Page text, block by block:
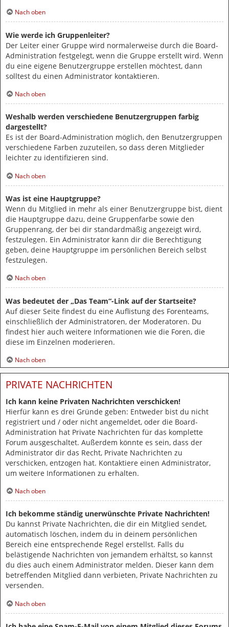
Nach oben
Wie werde ich Gruppenleiter?
Der Leiter einer Gruppe wird normalerweise durch die Board-
Administration festgelegt, wenn die Gruppe erstellt wird. Wenn
du eine eigene Benutzergruppe erstellen möchtest, dann
solltest du einen Administrator kontaktieren.
Nach oben
Weshalb werden verschiedene Benutzergruppen farbig
dargestellt?
Es ist der Board-Administration möglich, den Benutzergruppen
verschiedene Farben zuzuteilen, so dass deren Mitglieder
leichter zu identifizieren sind.
Nach oben
Was ist eine Hauptgruppe?
Wenn du Mitglied in mehr als einer Benutzergruppe bist, dient
die Hauptgruppe dazu, deine Gruppenfarbe sowie den
Gruppenrang, der bei dir standardmäßig angezeigt wird,
festzulegen. Ein Administrator kann dir die Berechtigung
geben, deine Hauptgruppe im persönlichen Bereich selbst
festzulegen.
Nach oben
Was bedeutet der „Das Team“-Link auf der Startseite?
Auf dieser Seite findest du eine Auflistung des Forenteams,
einschließlich der Administratoren, der Moderatoren. Du
findest hier auch weitere Informationen wie die Foren, die
diese im Einzelnen moderieren.
Nach oben
PRIVATE NACHRICHTEN
Ich kann keine Privaten Nachrichten verschicken!
Hierfür kann es drei Gründe geben: Entweder bist du nicht
registriert und / oder nicht angemeldet, oder die Board-
Administration hat Private Nachrichten für das komplette
Forum ausgeschaltet. Außerdem könnte es sein, dass der
Administrator dir das Recht, Private Nachrichten zu
verschicken, entzogen hat. Kontaktiere einen Administrator,
um weitere Informationen zu erhalten.
Nach oben
Ich bekomme ständig unerwünschte Private Nachrichten!
Du kannst Private Nachrichten, die dir ein Mitglied sendet,
automatisch löschen, indem du in deinem persönlichen
Bereich eine entsprechende Regel erstellst. Falls du
belästigende Nachrichten von jemandem erhältst, so kannst
du dies auch einem Administrator melden. Dieser kann dem
betreffenden Mitglied dann verbieten, Private Nachrichten zu
versenden.
Nach oben